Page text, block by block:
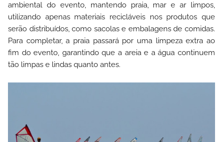
ambiental do evento, mantendo praia, mar e ar limpos,
utilizando apenas materiais recicláveis nos produtos que
serão distribuídos, como sacolas e embalagens de comidas.
Para completar, a praia passará por uma limpeza extra ao
fim do evento, garantindo que a areia e a água continuem
tão limpas e lindas quanto antes.